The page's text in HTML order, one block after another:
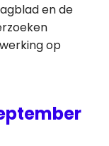
en de
op